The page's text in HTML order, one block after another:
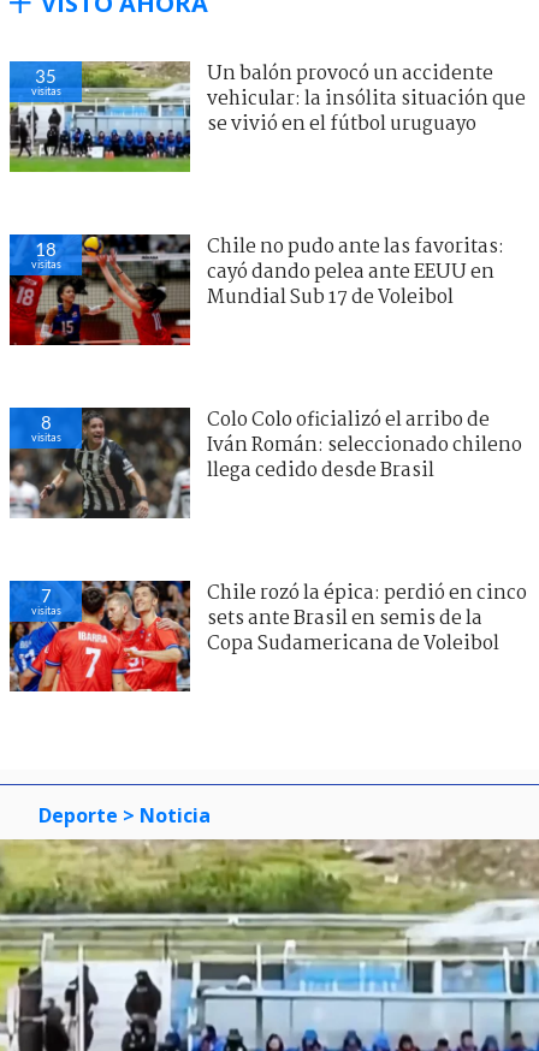
35
visitas
Un balón provocó un accidente
vehicular: la insólita situación que
se vivió en el fútbol uruguayo
18
visitas
Chile no pudo ante las favoritas:
cayó dando pelea ante EEUU en
Mundial Sub 17 de Voleibol
8
visitas
Colo Colo oficializó el arribo de
Iván Román: seleccionado chileno
llega cedido desde Brasil
7
visitas
Chile rozó la épica: perdió en cinco
sets ante Brasil en semis de la
Copa Sudamericana de Voleibol
Deporte > Noticia